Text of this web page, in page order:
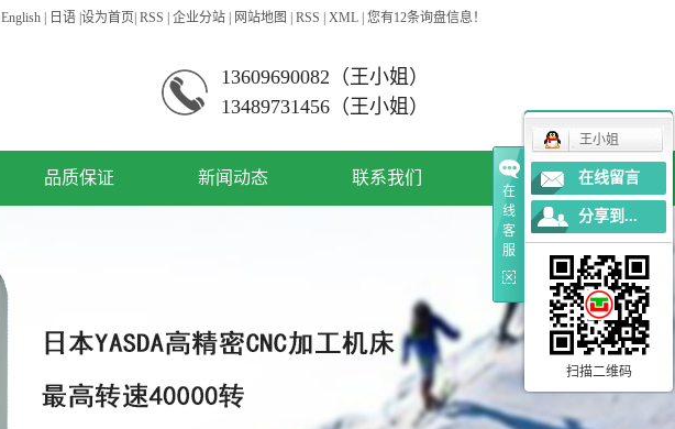
English 日语 设为首页 RSS 企业分站 网站地图 RSS XML 您有12条询盘信息！
13609690082（王小姐）
13489731456（王小姐）
品质保证 新闻动态 联系我们
在
线
客
服
王小姐
在线留言
分享到...
扫描二维码